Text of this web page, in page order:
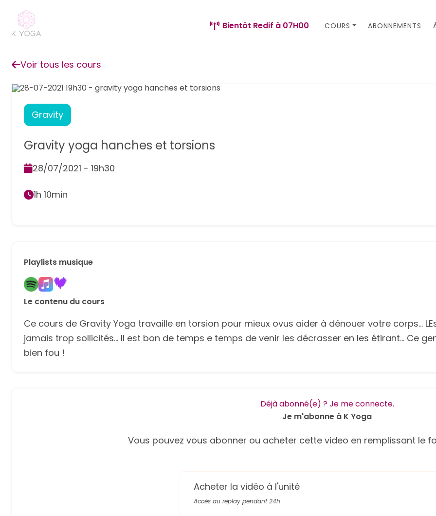
Bientôt Redif à 07H00 COURS ABONNEMENTS
Voir tous les cours
Gravity
Gravity yoga hanches et torsions
28/07/2021 - 19h30
1h 10min
Playlists musique
Le contenu du cours
Ce cours de Gravity Yoga travaille en torsion pour mieux ovus aider à dénouer votre corps...
jamais trop sollicités... Il est bon de temps e temps de venir les décrasser en les étirant... Ce
bien fou !
Déjà abonné(e) ? Je me connecte.
Je m'abonne à K Yoga
Vous pouvez vous abonner ou acheter cette video en remplissant le
Acheter la vidéo à l'unité
Accès au replay pendant 24h